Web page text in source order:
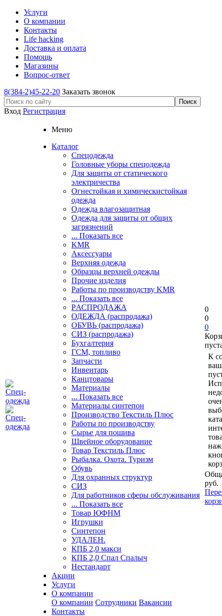
Услуги
О компании
Контакты
Life hacking
Доставка и оплата
Помощь
Магазины
Вопрос-ответ
8(384-2)45-22-20 Заказать звонок
Вход Регистрация
Меню
Каталог
Спецодежда
Головные уборы спецодежда
Для защиты от статического
электричества
Огнестойкая и химическистойкая
одежда
Одежда влагозащитная
Одежда для защиты от общих
загрязнений
... Показать все
KMR
Аксессуары
Верхняя одежда
Образцы верхней одежды
Прочие изделия
Работы по производству KMR
... Показать все
PАСПРОДАЖА
ОДЕЖДА (распродажа)
ОБУВЬ (распродажа)
СИЗ (распродажа)
Бухгалтерия
ГСМ, топливо
Запчасти
Инвентарь
Канцтовары
Материалы
... Показать все
Материалы синтепон
Производство Текстиль Плюс
Работы по производству
Сырье для пошива
Швейное оборудование
Товар Текстиль Плюс
Рыбалка. Охота. Туризм
Обувь
Для охранных структур
СИЗ
Для работников сферы обслуживания
... Показать все
Товар ЮФНМ
Игрушки
Синтепон
УДАЛЕН.
КПБ 2,0 макси
КПБ 2,0 Спал Спалыч
Нестандарт
Акции
Услуги
О компании
О компании Сотрудники Вакансии
Контакты
0
0
0
К
руб.